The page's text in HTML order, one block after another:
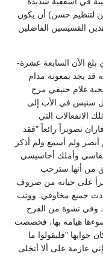
لتنظيم حسن) أن يكون
متزوجات(25)". ومن "هذين القسيسين الفاضلين
روسو-الذي بلغ الآن السابعة عشرة-
قد يجد بمعونة مدام
غلام جنيفي مرح
سنيس في الأب إلى
الانفعالات التي
تصويراً رائعاً "فقد
ولم أسمع ولم أذكر
وأملك أحاسيسي
واثق من أنها سترحب
على حياته من صروف
جميع مخاوفي. ووثب
وفي نشوة من الفرح
على يدها(27)": ولم يسوءها هيامه بها، فخصصت
جوابها "فليقولوا ما
عازمة على ألا أتخلى